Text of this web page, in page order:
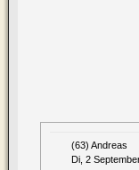
(63) Andreas
Di, 2